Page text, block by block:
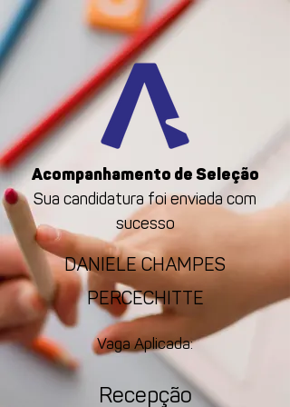
Acompanhamento de Seleção
Sua candidatura foi enviada com
sucesso
DANIELE CHAMPES
PERCECHITTE
Vaga Aplicada:
Recepção